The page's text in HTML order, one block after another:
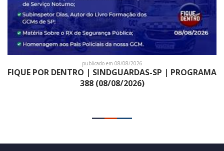
publicado em 08/08/2026
FIQUE POR DENTRO | SINDGUARDAS-SP | PROGRAMA
388 (08/08/2026)